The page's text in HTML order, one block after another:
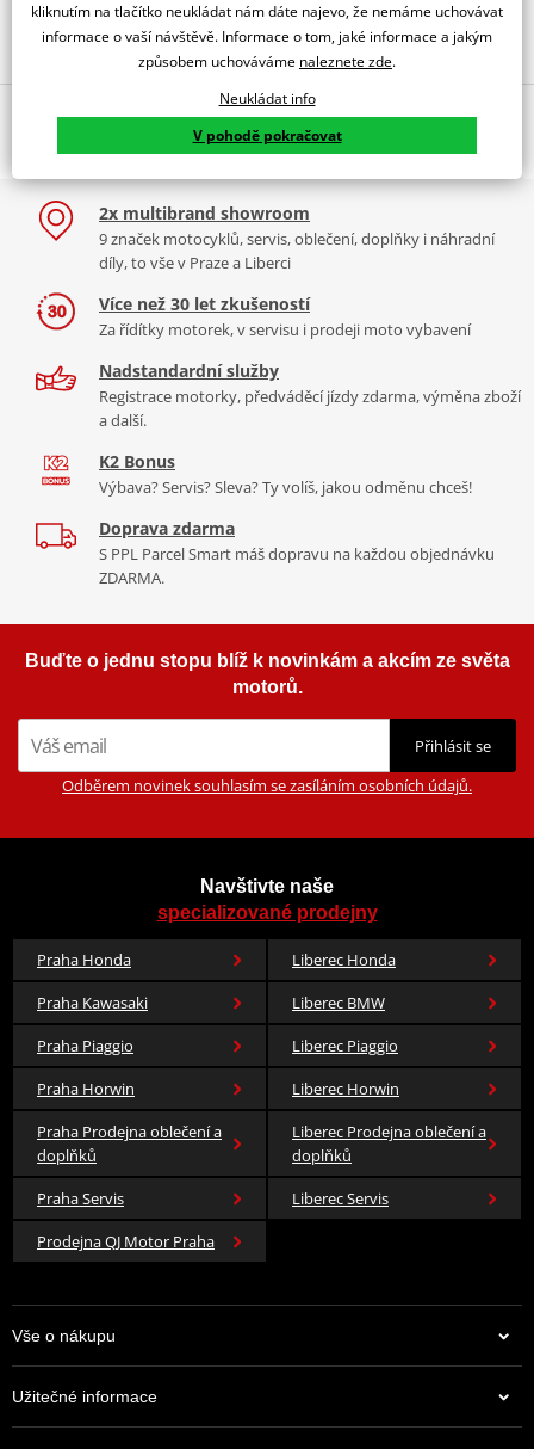
Obraťte se na specialistu
Popis a parametry
Jsme autorizovaný
Montážní sada pro opěrku SHAD DORP. Opěrka není součástí.
Vysoce kvalitní opěrkapro motocykly, která zvyšuje pohodlí
spolujezdce a zpříjemňuje cestu. Společnost SHAD nabízí širokou
škálu modelů s čalouněnou úpravou. Každý model je
přizpůsobený danému modelů motorky.
UPOZORNĚNÍ: Pro doplnění sady je zapotřebí dokoupit opěrku.
Mounting sheet - montážní list
2x multibrand showroom
9 značek motocyklů, servis, oblečení, doplňky i náhradní
díly, to vše v Praze a Liberci
Více než 30 let zkušeností
Za řídítky motorek, v servisu i prodeji moto vybavení
Nadstandardní služby
Registrace motorky, předváděcí jízdy zdarma, výměna zboží
a další.
K2 Bonus
Výbava? Servis? Sleva? Ty volíš, jakou odměnu chceš!
Doprava zdarma
S PPL Parcel Smart máš dopravu na každou objednávku
ZDARMA.
Buďte o jednu stopu blíž k novinkám a akcím ze světa
motorů.
Přihlásit se
Odběrem novinek souhlasím se zasíláním osobních údajů.
Navštivte naše
specializované prodejny
Praha Honda
Liberec Honda
Praha Kawasaki
Liberec BMW
Praha Piaggio
Liberec Piaggio
Praha Horwin
Liberec Horwin
Praha Prodejna oblečení a
doplňků
Liberec Prodejna oblečení a
doplňků
Praha Servis
Liberec Servis
Prodejna QJ Motor Praha
Vše o nákupu
Užitečné informace
kliknutím na tlačítko neukládat nám dáte najevo, že nemáme uchovávat
informace o vaší návštěvě. Informace o tom, jaké informace a jakým
způsobem uchováváme naleznete zde.
Neukládat info
V pohodě pokračovat